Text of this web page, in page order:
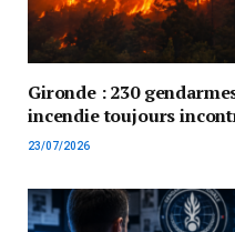
Gironde : 230
incendie toujours
23/07/2026